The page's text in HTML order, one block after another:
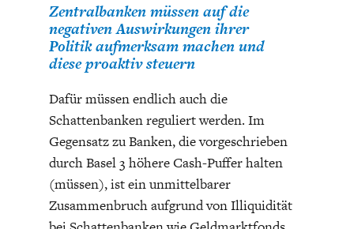
Zentralbanken müssen auf die
negativen Auswirkungen ihrer
Politik aufmerksam machen und
diese proaktiv steuern
Dafür müssen endlich auch die
Schattenbanken reguliert werden. Im
Gegensatz zu Banken, die vorgeschrieben
durch Basel 3 höhere Cash-Puffer halten
(müssen), ist ein unmittelbarer
Zusammenbruch aufgrund von Illiquidität